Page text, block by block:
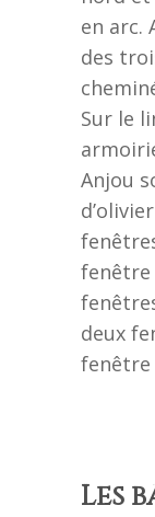
en arc.
des
Sur le
Anjou
fenêtre
deux
fenêtre
Les